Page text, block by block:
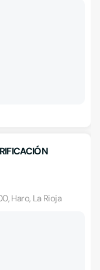
Haro, La Rioja